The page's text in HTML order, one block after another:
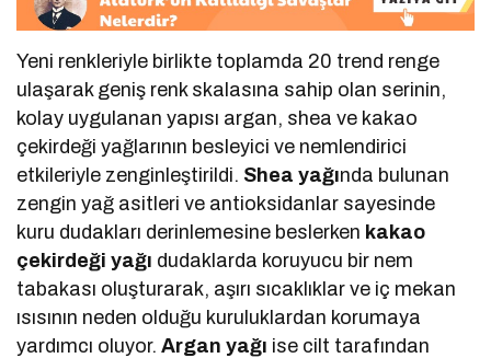
Yeni renkleriyle birlikte toplamda 20 trend renge
ulaşarak geniş renk skalasına sahip olan serinin,
kolay uygulanan yapısı argan, shea ve kakao
çekirdeği yağlarının besleyici ve nemlendirici
etkileriyle zenginleştirildi. Shea yağında bulunan
zengin yağ asitleri ve antioksidanlar sayesinde
kuru dudakları derinlemesine beslerken kakao
çekirdeğiyağı dudaklarda koruyucu bir nem
tabakası oluşturarak, aşırı sıcaklıklar ve iç mekan
ısısının neden olduğu kuruluklardan korumaya
yardımcı oluyor.Argan yağı ise cilt tarafından